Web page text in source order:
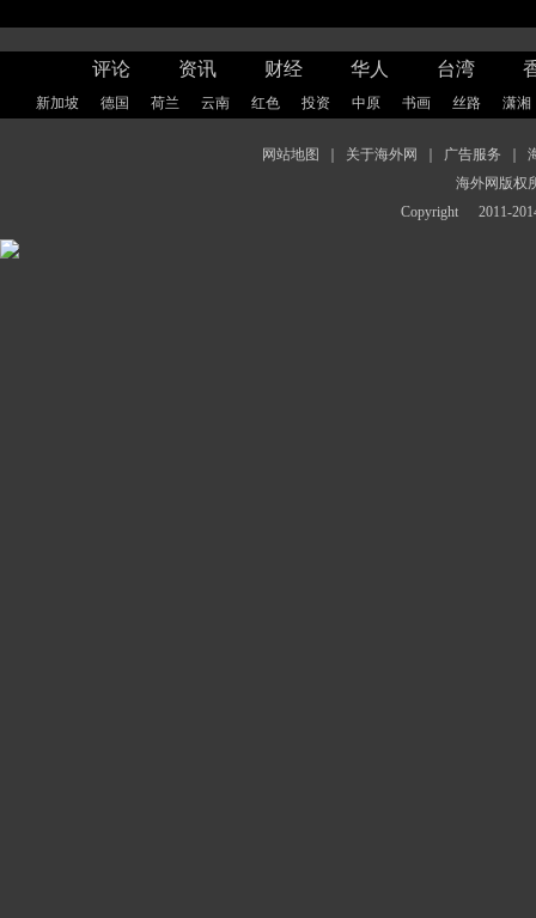
评论 资讯 财经 华人 台湾
新加坡 德国 荷兰 云南 红色 投资 中原 书画 丝路 潇湘
网站地图 关于海外网 广告服务
海外网版权
Copyright
2011-